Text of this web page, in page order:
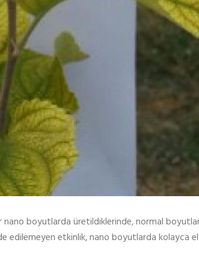
nano boyutlarda üretildiklerinde, normal
edilemeyen etkinlik, nano boyutlarda kolayca